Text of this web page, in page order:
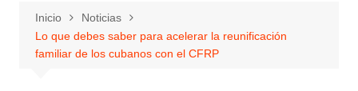
Inicio
Noticias
Lo que debes saber para acelerar la reunificación
familiar de los cubanos con el CFRP